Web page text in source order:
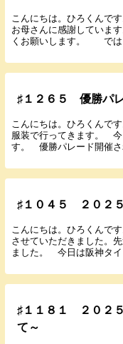
こんにちは。ひろくんで
お母さんに感謝していま
くお願いします。 では
♯１２６５ 優勝パ
こんにちは。ひろくんで
服装で行ってきます。 今
す。 優勝パレード開催さ
♯１０４５ ２０２
こんにちは。ひろくんで
させていただきました。
ました。 今日は阪神タイ
♯１１８１ ２０２
て～